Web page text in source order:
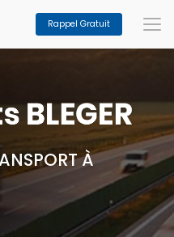
Rappel Gratuit
À